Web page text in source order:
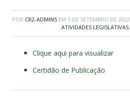
POR CR2-ADMIN5 EM 5 DE SETEMBRO DE 2022
ATIVIDADES LEGISLATIVAS,
Clique aqui para visualizar
Certidão de Publicação